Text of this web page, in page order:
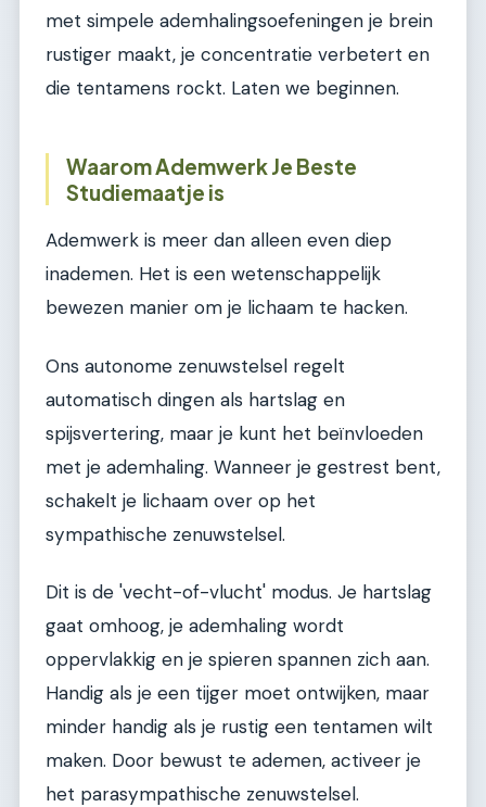
met simpele ademhalingsoefeningen je brein
rustiger maakt, je concentratie verbetert en
die tentamens rockt. Laten we beginnen.
Waarom Ademwerk Je Beste
Studiemaatje is
Ademwerk is meer dan alleen even diep
inademen. Het is een wetenschappelijk
bewezen manier om je lichaam te hacken.
Ons autonome zenuwstelsel regelt
automatisch dingen als hartslag en
spijsvertering, maar je kunt het beïnvloeden
met je ademhaling. Wanneer je gestrest bent,
schakelt je lichaam over op het
sympathische zenuwstelsel.
Dit is de 'vecht-of-vlucht' modus. Je hartslag
gaat omhoog, je ademhaling wordt
oppervlakkig en je spieren spannen zich aan.
Handig als je een tijger moet ontwijken, maar
minder handig als je rustig een tentamen wilt
maken. Door bewust te ademen, activeer je
het parasympathische zenuwstelsel.